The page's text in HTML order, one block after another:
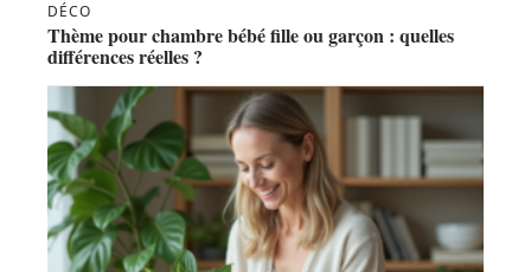
DÉCO
Thème pour chambre bébé fille ou garçon : quelles
différences réelles ?